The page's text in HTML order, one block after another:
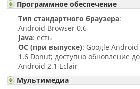
Программное обеспечение
Тип стандартного браузера:
Android Browser 0.6
Java: есть
ОС (при выпуске): Google Android
1.6 Donut; доступно обновление до
Android 2.1 Eclair
Мультимедиа